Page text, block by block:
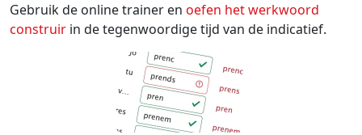
Gebruik de online trainer en oefen het werkwoord
construir in de tegenwoordige tijd van de indicatief.